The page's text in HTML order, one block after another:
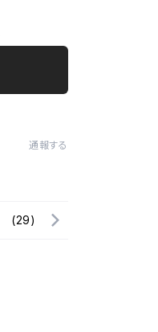
通報する
(29)